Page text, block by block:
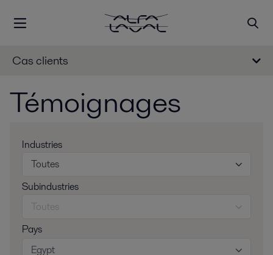
Cas clients
Témoignages
Industries
Toutes
Subindustries
Toutes
Pays
Egypt